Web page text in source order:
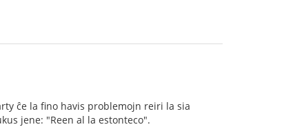
ĉe la fino havis problemojn reiri la sia
jene: "Reen al la estonteco".